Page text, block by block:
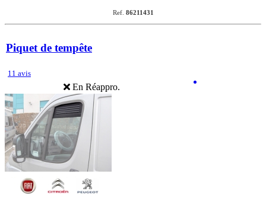
Ref. 86211431
Piquet de tempête
11 avis
En Réappro.